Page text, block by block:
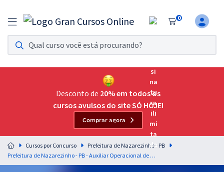
0
Assinatura Ilimitada 11
Acesso a todos os cursos. Teste grátis por 7 dias!
Assinatura OAB Até Passar
Acesso ilimitado a toda preparação para o Exame da
Residências Multiprofissionais
Preparação completa e intensiva para as principais
residências em saúde do Brasil
Desconto de 20% em todos os
cursos avulsos do site SÓ HOJE!
Comprar agora
Cursos por Concurso
Prefeitura de Nazarezinho - PB
Prefeitura de Nazarezinho - PB - Auxiliar Operacional de Serviços Diversos